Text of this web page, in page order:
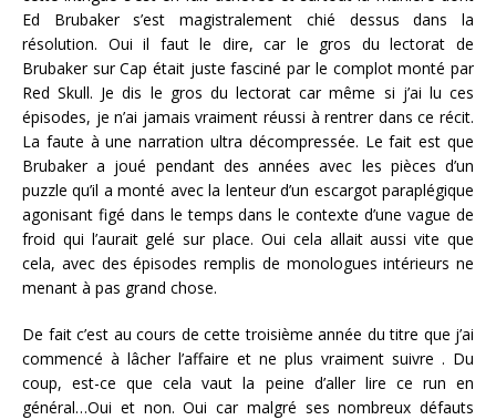
Ed Brubaker s’est magistralement chié dessus dans la
résolution. Oui il faut le dire, car le gros du lectorat de
Brubaker sur Cap était juste fasciné par le complot monté par
Red Skull. Je dis le gros du lectorat car même si j’ai lu ces
épisodes, je n’ai jamais vraiment réussi à rentrer dans ce récit.
La faute à une narration ultra décompressée. Le fait est que
Brubaker a joué pendant des années avec les pièces d’un
puzzle qu’il a monté avec la lenteur d’un escargot paraplégique
agonisant figé dans le temps dans le contexte d’une vague de
froid qui l’aurait gelé sur place. Oui cela allait aussi vite que
cela, avec des épisodes remplis de monologues intérieurs ne
menant à pas grand chose.
De fait c’est au cours de cette troisième année du titre que j’ai
commencé à lâcher l’affaire et ne plus vraiment suivre . Du
coup, est-ce que cela vaut la peine d’aller lire ce run en
général…Oui et non. Oui car malgré ses nombreux défauts